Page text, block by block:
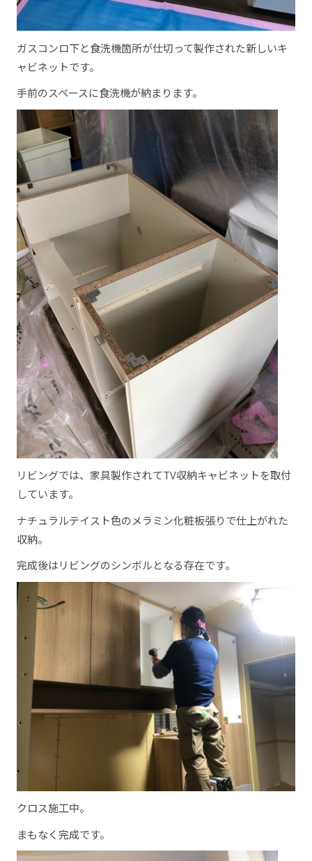
ガスコンロ下と食洗機箇所が仕切って製作された新しいキ
ャビネットです。
手前のスペースに食洗機が納まります。
リビングでは、家具製作されてTV収納キャビネットを取付
しています。
ナチュラルテイスト色のメラミン化粧板張りで仕上がれた
収納。
完成後はリビングのシンボルとなる存在です。
クロス施工中。
まもなく完成です。